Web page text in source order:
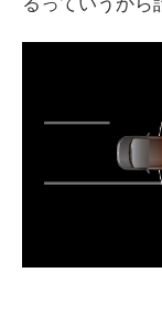
るっていうから